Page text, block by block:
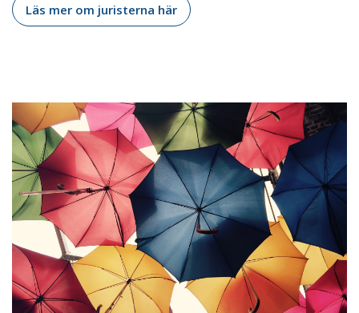
Läs mer om juristerna här
rättsskydd
och
tilläggsförsäkringar